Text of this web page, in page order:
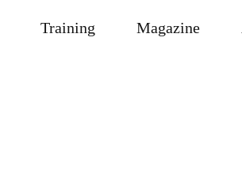
Training Magazine